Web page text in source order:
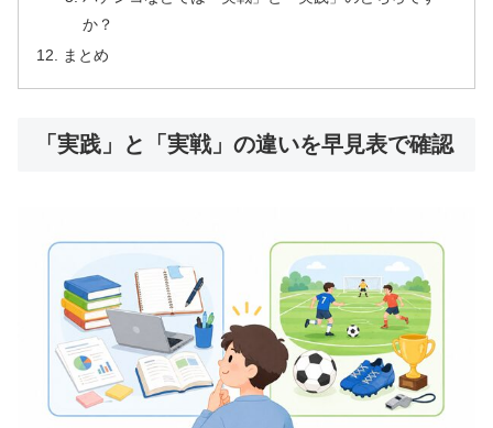
か？
まとめ
「実践」と「実戦」の違いを早見表で確認